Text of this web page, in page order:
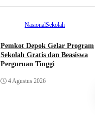
NasionalSekolah
Pemkot Depok Gelar Program
Sekolah Gratis dan Beasiswa
Perguruan Tinggi
4 Agustus 2026